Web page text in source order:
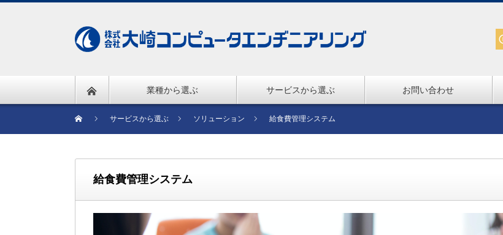
業種から選ぶ サービスから選ぶ お問い合わせ
サービスから選ぶ ソリューション 給食費管理システム
給食費管理システム